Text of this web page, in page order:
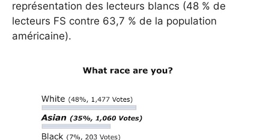
représentation des lecteurs blancs (48 % de
lecteurs FS contre 63,7 % de la population
américaine).